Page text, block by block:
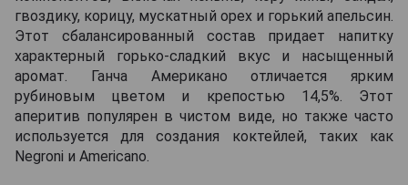
гвоздику, корицу, мускатный орех и горький апельсин.
Этот сбалансированный состав придает напитку
характерный горько-сладкий вкус и насыщенный
аромат. Ганча Американо отличается ярким
рубиновым цветом и крепостью 14,5%. Этот
аперитив популярен в чистом виде, но также часто
используется для создания коктейлей, таких как
Negroni и Americano.